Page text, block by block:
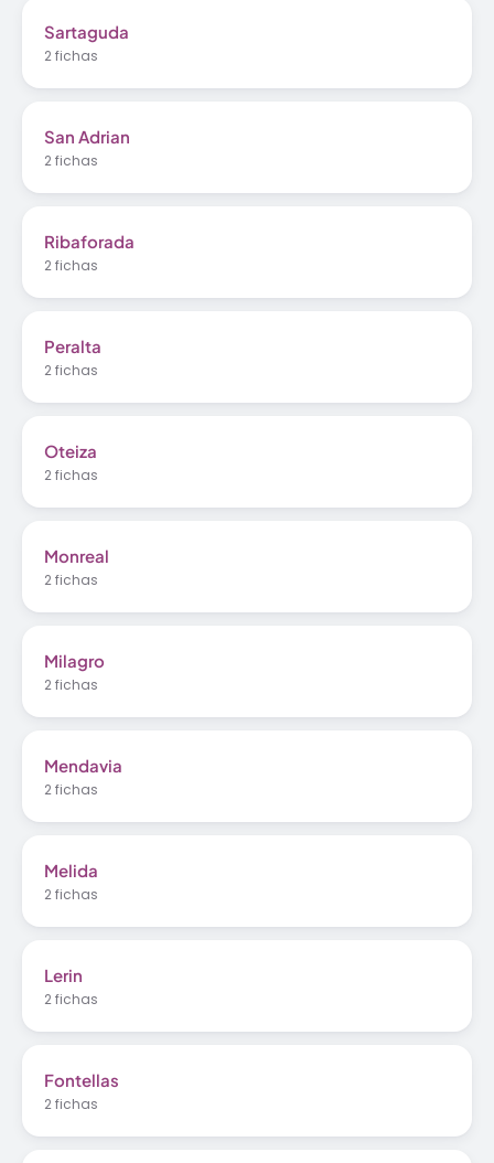
Sartaguda
2 fichas
San Adrian
2 fichas
Ribaforada
2 fichas
Peralta
2 fichas
Oteiza
2 fichas
Monreal
2 fichas
Milagro
2 fichas
Mendavia
2 fichas
Melida
2 fichas
Lerin
2 fichas
Fontellas
2 fichas